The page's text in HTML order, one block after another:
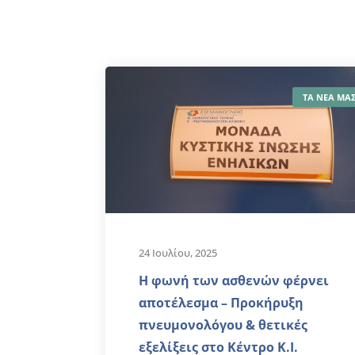
ΤΑ ΝΕΑ
24 Ιουλίου, 2025
Η φωνή των ασθενών φέρνει
αποτέλεσμα – Προκήρυξη
πνευμονολόγου & θετικές
εξελίξεις στο Κέντρο K.I.